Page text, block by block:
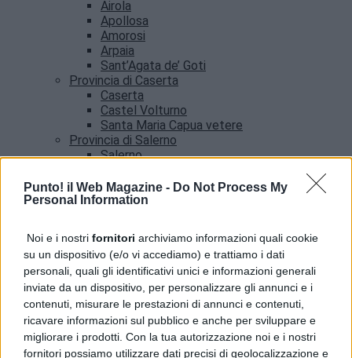
Punto! il Web Magazine - Do Not Process My
Personal Information
Noi e i nostri fornitori archiviamo informazioni quali cookie
su un dispositivo (e/o vi accediamo) e trattiamo i dati
personali, quali gli identificativi unici e informazioni generali
inviate da un dispositivo, per personalizzare gli annunci e i
contenuti, misurare le prestazioni di annunci e contenuti,
ricavare informazioni sul pubblico e anche per sviluppare e
migliorare i prodotti. Con la tua autorizzazione noi e i nostri
fornitori possiamo utilizzare dati precisi di geolocalizzazione e
Airola
Apollosa
Amorosi
Arpaia
Sant’Agata de’ Goti
Provincia di Caserta
Caserta
Castel Volturno
Santa Maria Capua vetere
Provincia di Salerno
Salerno
Amalfi
Angri
Pozzuoli, servizio Poste per cittadini con case
inagibili dopo il sisma